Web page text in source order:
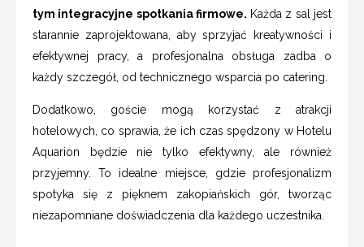
tym integracyjne spotkania firmowe. Każda z sal jest
starannie zaprojektowana, aby sprzyjać kreatywności i
efektywnej pracy, a profesjonalna obsługa zadba o
każdy szczegół, od technicznego wsparcia po catering.
Dodatkowo, goście mogą korzystać z atrakcji
hotelowych, co sprawia, że ich czas spędzony w Hotelu
Aquarion będzie nie tylko efektywny, ale również
przyjemny. To idealne miejsce, gdzie profesjonalizm
spotyka się z pięknem zakopiańskich gór, tworząc
niezapomniane doświadczenia dla każdego uczestnika.